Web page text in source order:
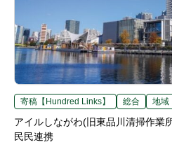
寄稿【Hundred Links】 総合 地域
アイルしながわ(旧東品川清掃作業
民民連携